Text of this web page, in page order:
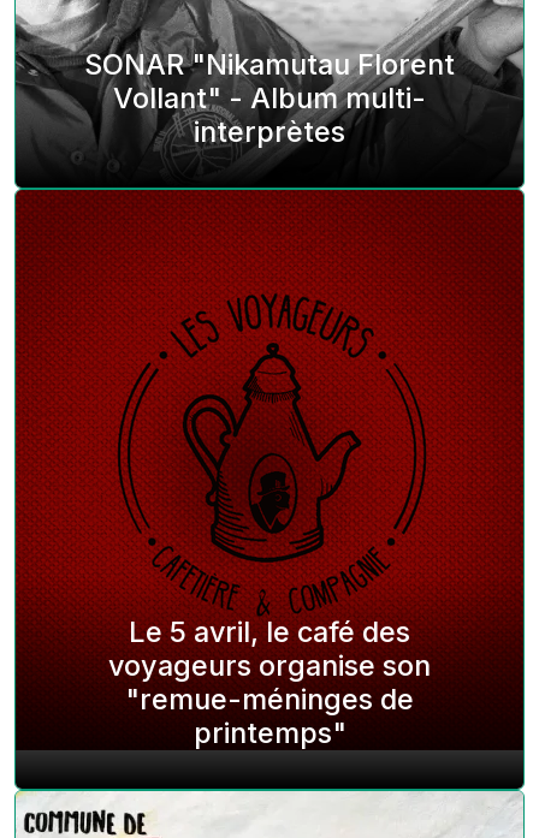
SONAR "Nikamutau Florent
Vollant" - Album multi-
interprètes
Le 5 avril, le café des
voyageurs organise son
"remue-méninges de
printemps"